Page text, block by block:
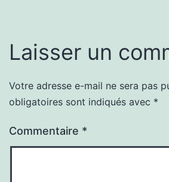
Laisser un
Votre adresse e-mail ne sera pas
obligatoires sont indiqués avec *
Commentaire *